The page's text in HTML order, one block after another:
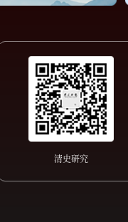
清史研究